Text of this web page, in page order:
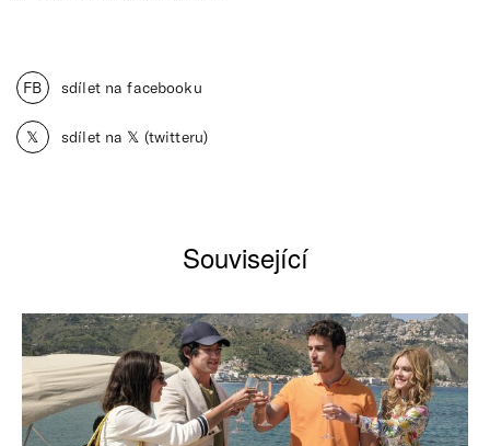
FB sdílet na facebooku
𝕏 sdílet na 𝕏 (twitteru)
Související